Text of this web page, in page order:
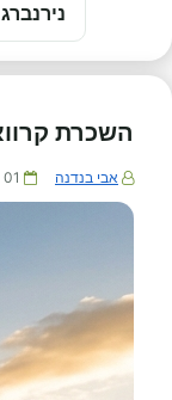
השכרת
אבי בנדנה 01 יול 2020